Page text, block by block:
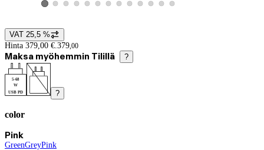
View product image 1
View product image 2
View product image 3
View product image 4
View product image 5
View product image 6
View product image 7
View product image 8
View product image 9
View product image 10
View product image 11
View product image 12
View product image 13
Price details
VAT 25,5 %
Hinta 379,00 €. 379,00
Maksa myöhemmin Tilillä ?
5-68
W
USB PD
?
color
Current selection Pink
Pink
Green(color)
Grey(color
Pink